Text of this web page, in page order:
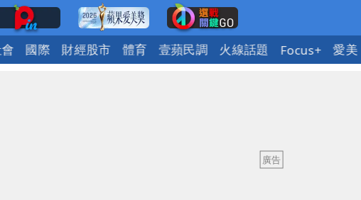
國際 財經股市 體育 壹蘋民調 火線話題 Focus+ 愛美